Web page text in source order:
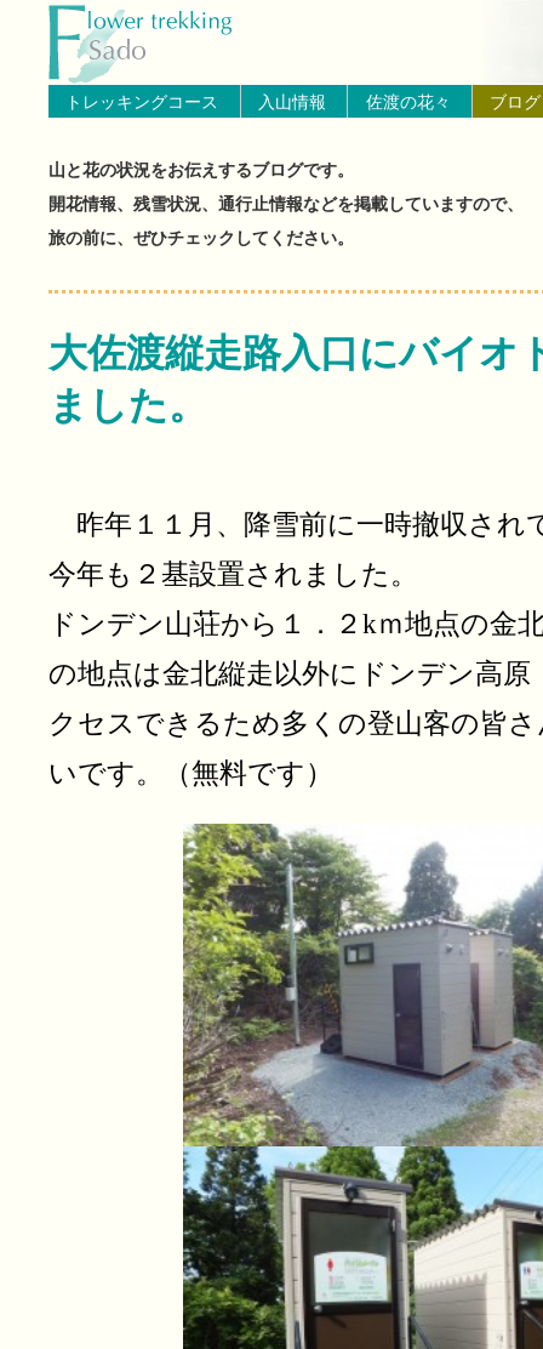
ブログ（佐渡島の山と花の状
トレッキングコース 入山情報 佐渡の花々 ブログ
山と花の状況をお伝えするブログです。
開花情報、残雪状況、通行止情報などを掲載していますので、
旅の前に、ぜひチェックしてください。
大佐渡縦走路入口にバイオ
ました。
昨年１１月、降雪前に一時撤収され
今年も２基設置されました。
ドンデン山荘から１．２kｍ地点の金
の地点は金北縦走以外にドンデン高
クセスできるため多くの登山客の皆
いです。（無料です）
トップページへ戻る